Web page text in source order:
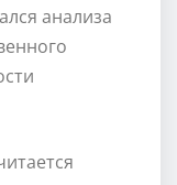
анализа